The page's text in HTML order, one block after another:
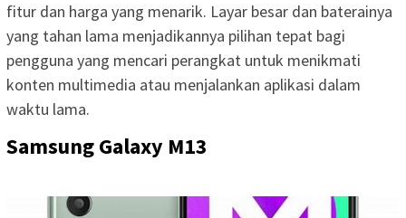
fitur dan harga yang menarik. Layar besar dan baterainya
yang tahan lama menjadikannya pilihan tepat bagi
pengguna yang mencari perangkat untuk menikmati
konten multimedia atau menjalankan aplikasi dalam
waktu lama.
Samsung Galaxy M13